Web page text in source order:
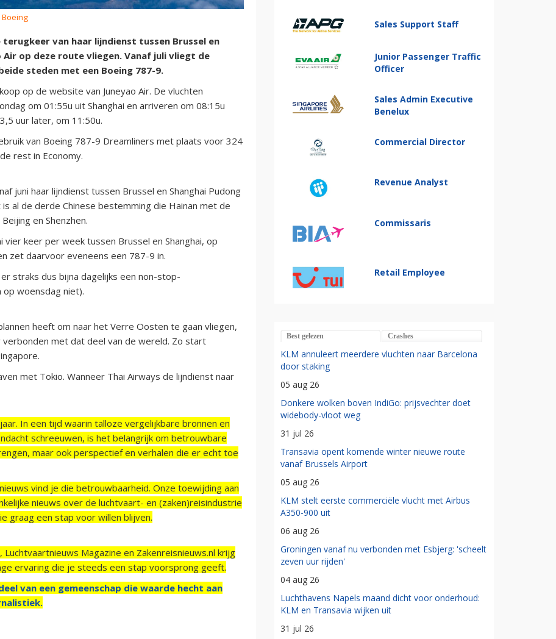
Boeing
terugkeer van haar lijndienst tussen Brussel en
op deze route vliegen. Vanaf juli vliegt de
steden met een Boeing 787-9.
op de website van Juneyao Air. De vluchten
om 01:55u uit Shanghai en arriveren om 08:15u
uur later, om 11:50u.
van Boeing 787-9 Dreamliners met plaats voor 324
rest in Economy.
juni haar lijndienst tussen Brussel en Shanghai Pudong
al de derde Chinese bestemming die Hainan met de
en Shenzhen.
keer per week tussen Brussel en Shanghai, op
zet daarvoor eveneens een 787-9 in.
straks dus bijna dagelijks een non-stop-
woensdag niet).
heeft om naar het Verre Oosten te gaan vliegen,
met dat deel van de wereld. Zo start
met Tokio. Wanneer Thai Airways de lijndienst naar
In een tijd waarin talloze vergelijkbare bronnen en
schreeuwen, is het belangrijk om betrouwbare
maar ook perspectief en verhalen die er echt toe
vind je die betrouwbaarheid. Onze toewijding aan
nieuws over de luchtvaart- en (zaken)reisindustrie
graag een stap voor willen blijven.
Magazine en Zakenreisnieuws.nl krijg
ervaring die je steeds een stap voorsprong geeft.
van een gemeenschap die waarde hecht aan
Sales Support Staff
Junior Passenger Traffic
Officer
Sales Admin Executive
Benelux
Commercial Director
Revenue Analyst
Commissaris
Retail Employee
Best gelezen Crashes
KLM annuleert meerdere vluchten naar Barcelona
door staking
05 aug 26
Donkere wolken boven IndiGo: prijsvechter doet
widebody-vloot weg
31 jul 26
Transavia opent komende winter nieuwe route
vanaf Brussels Airport
05 aug 26
KLM stelt eerste commerciële vlucht met Airbus
A350-900 uit
06 aug 26
Groningen vanaf nu verbonden met Esbjerg: 'scheelt
zeven uur rijden'
04 aug 26
Luchthavens Napels maand dicht voor onderhoud:
KLM en Transavia wijken uit
31 jul 26